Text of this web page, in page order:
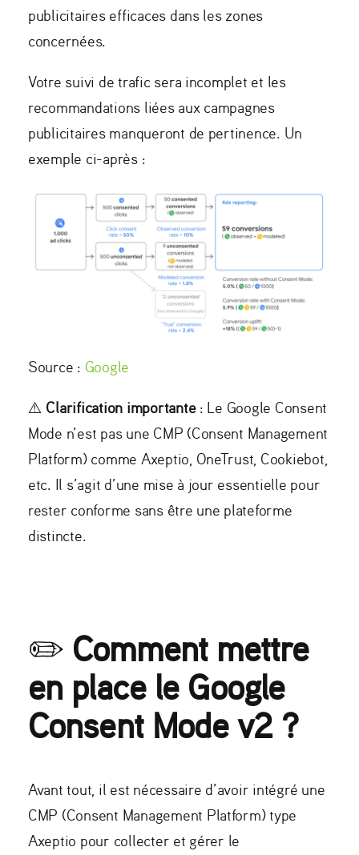
publicitaires efficaces dans les zones
concernées.
Votre suivi de trafic sera incomplet et les
recommandations liées aux campagnes
publicitaires manqueront de pertinence. Un
exemple ci-après :
Source : Google
⚠️ Clarification importante: Le Google Consent
Mode n’est pas une CMP (Consent Management
Platform) comme Axeptio, OneTrust, Cookiebot,
etc. Il s’agit d’une mise à jour essentielle pour
rester conforme sans être une plateforme
distincte.
✏️ Comment mettre
en place le Google
Consent Mode v2 ?
Avant tout, il est nécessaire d’avoir intégré une
CMP (Consent Management Platform) type
Axeptio pour collecter et gérer le